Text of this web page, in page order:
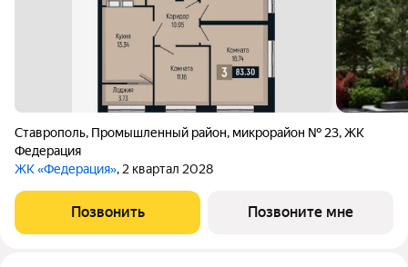
Ставрополь, Промышленный район, микрорайон № 23,ЖК
Федерация
ЖК «Федерация», 2 квартал 2028
Позвонить Позвоните мне